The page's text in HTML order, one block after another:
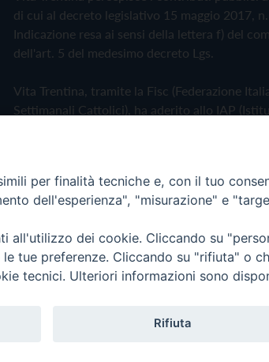
di cui al decreto legislativo 15 maggio 2017,
Indicazione resa ai sensi della lettera f) del
dell'art. 5 del medesimo decreto Lgs.
Vita Trentina, tramite la Fisc (Federazione
Settimanali Cattolici), ha aderito allo IAP
Privacy Policy Cookie Policy
Editrice
per finalità tecniche e, con il tuo
dell'esperienza", "misurazione" e
all'utilizzo dei cookie. Cliccando su
tue preferenze. Cliccando su "rifiuta" o
tecnici. Ulteriori informazioni sono
Rifiuta